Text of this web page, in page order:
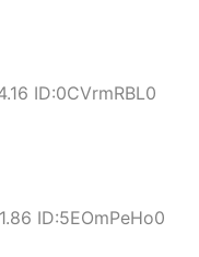
ID:0CVrmRBL0
ID:5EOmPeHo0